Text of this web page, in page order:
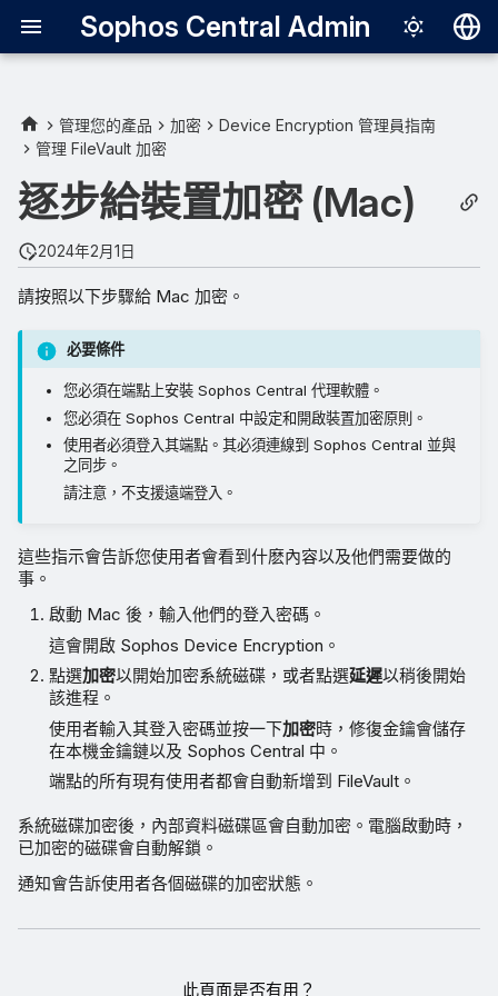
Sophos Central Admin
English
Français
管理您的產品 加密
Device Encryption 管理員指南
管理 FileVault 加密
逐步給裝置加密 (Mac)
2024年2月1日
請按照以下步驟給 Mac 加密。
必要條件
您必須在端點上安裝 Sophos Central 代理軟體。
您必須在 Sophos Central 中設定和開啟裝置加密原則。
使用者必須登入其端點。其必須連線到 Sophos Central 並與
之同步。
請注意，不支援遠端登入。
這些指示會告訴您使用者會看到什麽內容以及他們需要做的
事。
啟動 Mac 後，輸入他們的登入密碼。
這會開啟 Sophos Device Encryption。
點選加密以開始加密系統磁碟，或者點選延遲以稍後開始
該進程。
使用者輸入其登入密碼並按一下加密時，修復金鑰會儲存
在本機金鑰鏈以及 Sophos Central 中。
端點的所有現有使用者都會自動新增到 FileVault。
系統磁碟加密後，內部資料磁碟區會自動加密。電腦啟動時，
已加密的磁碟會自動解鎖。
通知會告訴使用者各個磁碟的加密狀態。
此頁面是否有用？